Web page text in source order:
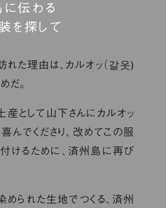
伝わる
を探して
た理由は、カルオッ（갈옷)
だ。
産として山下さんにカルオッ
んでくださり、改めてこの服
けるために、済州島に再び
められた生地でつくる、済州